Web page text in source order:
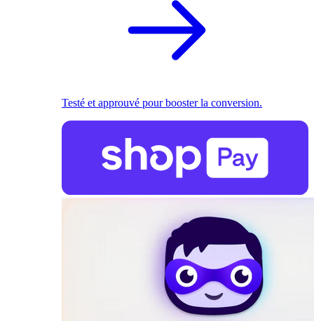
Testé et approuvé pour booster la conversion.